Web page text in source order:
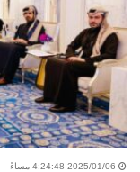
2025/01/06 4:24:48 مساءً